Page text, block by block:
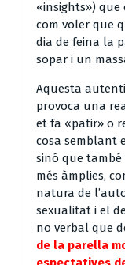
«insights») que
com voler que
dia de feina la
sopar i un
Aquesta
provoca una
et fa «patir» o
cosa semblant
sinó que
més àmplies,
natura de
sexualitat i el
no verbal que
de la parella